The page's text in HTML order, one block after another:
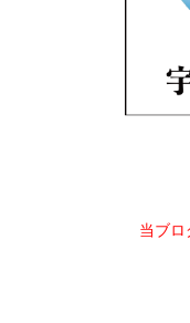
当ブロ